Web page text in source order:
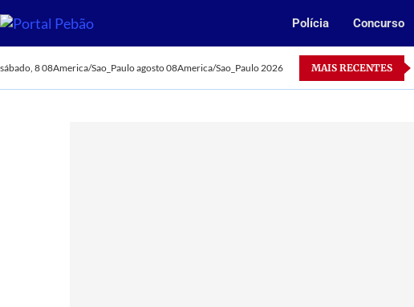
Polícia Concurso
sábado, 8 08America/Sao_Paulo agosto 08America/Sao_Paulo 2026 MAIS RECENTES